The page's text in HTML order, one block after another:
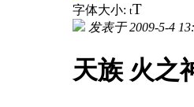
字体大小: tT
发表于 2009-5-4
天族 火之